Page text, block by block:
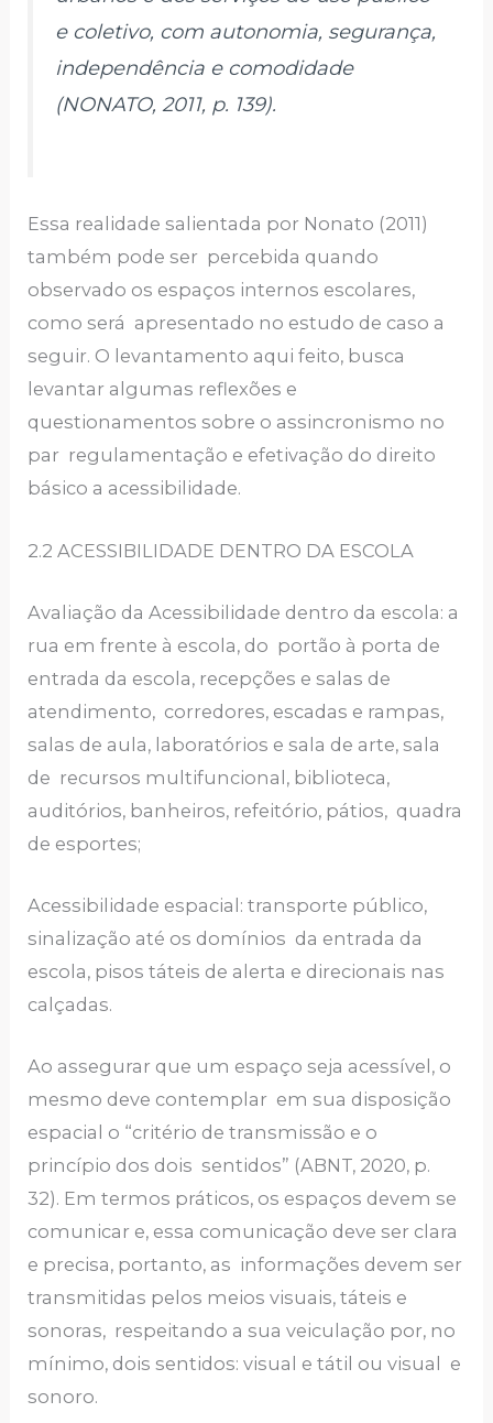
e coletivo, com autonomia, segurança,
independência e comodidade
(NONATO, 2011, p. 139).
Essa realidade salientada por Nonato (2011)
também pode ser percebida quando
observado os espaços internos escolares,
como será apresentado no estudo de caso a
seguir. O levantamento aqui feito, busca
levantar algumas reflexões e
questionamentos sobre o assincronismo no
par regulamentação e efetivação do direito
básico a acessibilidade.
2.2 ACESSIBILIDADE DENTRO DA ESCOLA
Avaliação da Acessibilidade dentro da escola: a
rua em frente à escola, do portão à porta de
entrada da escola, recepções e salas de
atendimento, corredores, escadas e rampas,
salas de aula, laboratórios e sala de arte, sala
de recursos multifuncional, biblioteca,
auditórios, banheiros, refeitório, pátios, quadra
de esportes;
Acessibilidade espacial: transporte público,
sinalização até os domínios da entrada da
escola, pisos táteis de alerta e direcionais nas
calçadas.
Ao assegurar que um espaço seja acessível, o
mesmo deve contemplar em sua disposição
espacial o “critério de transmissão e o
princípio dos dois sentidos” (ABNT, 2020, p.
32). Em termos práticos, os espaços devem se
comunicar e, essa comunicação deve ser clara
e precisa, portanto, as informações devem ser
transmitidas pelos meios visuais, táteis e
sonoras, respeitando a sua veiculação por, no
mínimo, dois sentidos: visual e tátil ou visual e
sonoro.